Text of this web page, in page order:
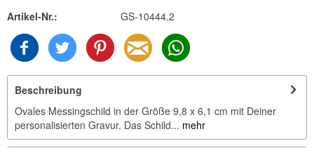
Artikel-Nr.:
GS-10444.2
Beschreibung
Ovales Messingschild in der Größe 9,8 x 6,1 cm mit Deiner
personalisierten Gravur. Das Schild... mehr